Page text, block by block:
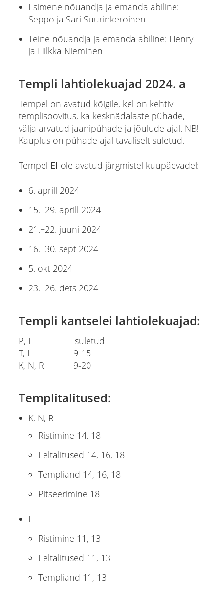
Esimene nõuandja ja emanda abiline:
Seppo ja Sari Suurinkeroinen
Teine nõuandja ja emanda abiline: Henry
ja Hilkka Nieminen
Templi lahtiolekuajad 2024. a
Tempel on avatud kõigile, kel on kehtiv
templisoovitus, ka kesknädalaste pühade,
välja arvatud jaanipühade ja jõulude ajal. NB!
Kauplus on pühade ajal tavaliselt suletud.
Tempel EI ole avatud järgmistel kuupäevadel:
6. aprill 2024
15.−29. aprill 2024
21.−22. juuni 2024
16.−30. sept 2024
5. okt 2024
23.−26. dets 2024
Templi kantselei lahtiolekuajad:
P, E suletud
T, L 9-15
K, N, R 9-20
Templitalitused:
K, N, R
Ristimine 14, 18
Eeltalitused 14, 16, 18
Templiand 14, 16, 18
Pitseerimine 18
L
Ristimine 11, 13
Eeltalitused 11, 13
Templiand 11, 13